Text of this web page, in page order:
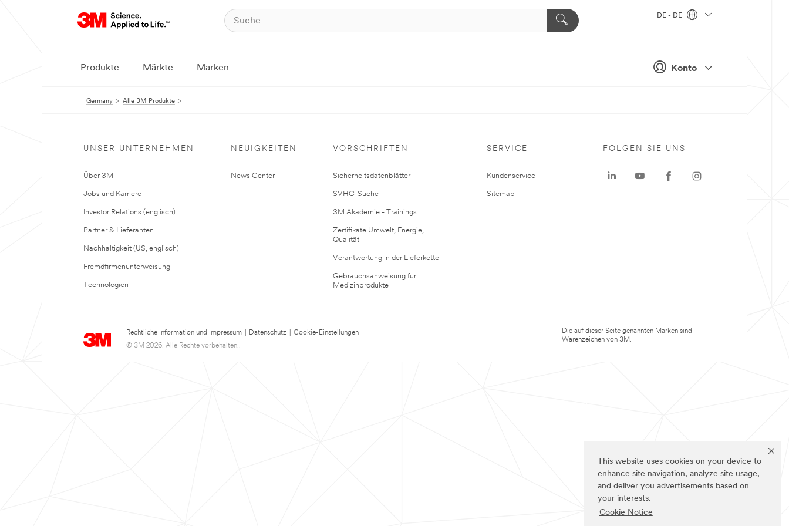
This website uses cookies on your device to
enhance site navigation, analyze site usage,
and deliver you advertisements based on
your interests.
Cookie Notice
Konto
DE - DE
Produkte Märkte Marken
Germany Alle 3M Produkte
UNSER UNTERNEHMEN
Über 3M
Jobs und Karriere
Investor Relations (englisch)
Partner & Lieferanten
Nachhaltigkeit (US, englisch)
Fremdfirmenunterweisung
Technologien
NEUIGKEITEN
News Center
VORSCHRIFTEN
Sicherheitsdatenblätter
SVHC-Suche
3M Akademie - Trainings
Zertifikate Umwelt, Energie,
Qualität
Verantwortung in der Lieferkette
Gebrauchsanweisung für
Medizinprodukte
SERVICE
Kundenservice
Sitemap
Rechtliche Information und Impressum Datenschutz
Cookie-Einstellungen
© 3M 2026. Alle Rechte vorbehalten..
FOLGEN SIE UNS
Die auf dieser Seite genannten Marken sind
Warenzeichen von 3M.